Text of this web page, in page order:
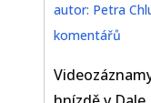
autor: Petra
komentářů